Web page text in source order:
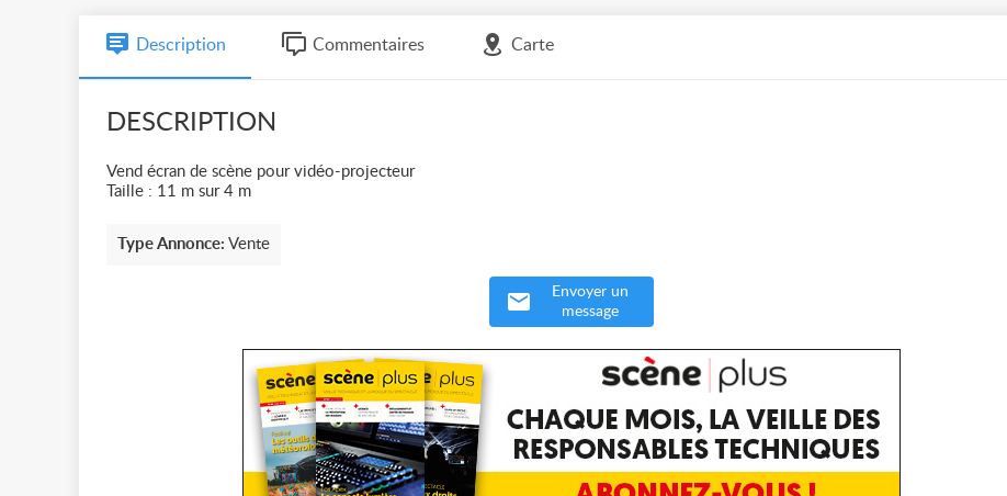
Description Commentaires Carte
DESCRIPTION
Vend écran de scène pour vidéo-projecteur
Taille : 11 m sur 4 m
Type Annonce: Vente
Envoyer un
message